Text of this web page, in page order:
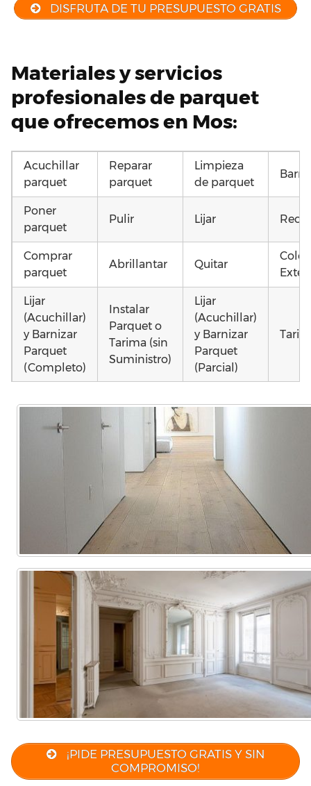
DISFRUTA DE TU PRESUPUESTO GRATIS
Materiales y servicios
profesionales de parquet
que ofrecemos en Mos:
Acuchillar
parquet
Reparar
parquet
Limpieza
de parquet
Poner
parquet
Pulir Lijar
Comprar
parquet
Abrillantar Quitar
Lijar
(Acuchillar)
y Barnizar
Parquet
(Completo)
Instalar
Parquet o
Tarima (sin
Suministro)
Lijar
(Acuchillar)
y Barnizar
Parquet
(Parcial)
Tarima
Tarima
(Completa)
Tarima
Vivienda
(Parcial)
¡PIDE PRESUPUESTO GRATIS Y SIN
COMPROMISO!